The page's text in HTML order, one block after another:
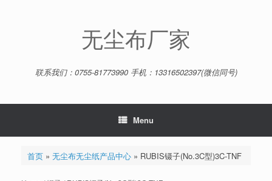
无尘布厂家
联系我们：0755-81773990 手机：13316502397(微信同号)
Menu
首页» 无尘布无尘纸产品中心» RUBIS镊子(No.3C型)3C-TNF